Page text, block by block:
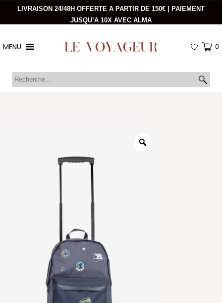
LIVRAISON 24/48H OFFERTE A PARTIR DE 150€ | PAIEMENT
JUSQU’A 10X AVEC ALMA
MENU 0